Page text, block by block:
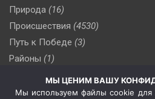
Природа (16)
Происшествия (4530)
Путь к Победе (3)
Районы (1)
(510)
Сельское хозяйство (3)
МЫ ЦЕНИМ ВАШУ
Мы используем файлы cookie для